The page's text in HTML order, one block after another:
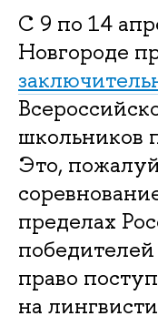
С 9 по 14
школьников
Это,
пределах
право
на